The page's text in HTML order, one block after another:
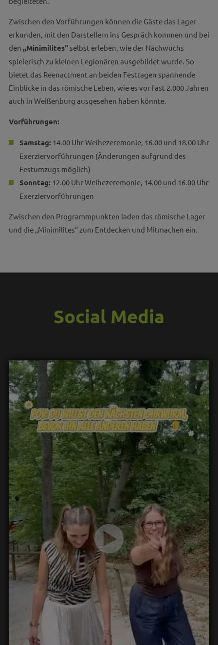
Zwischen den Vorführungen können die Gäste das Lager
erkunden, mit den Darstellern ins Gespräch kommen und bei
den „Minimilites“selbst erleben, wie der Nachwuchs
spielerisch zu kleinen Legionären ausgebildet wurde. So
bietet das Reenactment an beiden Festtagen spannende
Einblicke in das römische Leben, wie es vor fast 2.000 Jahren
auch in Weißenburg ausgesehen haben könnte.
Vorführungen:
Samstag: 14.00 Uhr Weihezeremonie, 16.00 und 18.00 Uhr
Exerziervorführungen (Änderungen aufgrund des
Festumzugs möglich)
Sonntag: 12.00 Uhr Weihezeremonie, 14.00 und 16.00 Uhr
Exerziervorführungen
Zwischen den Programmpunkten laden das römische Lager
und die „Minimilites“ zum Entdecken und Mitmachen ein.
Social Media